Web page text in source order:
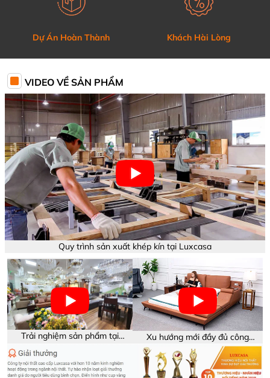
Dự Án Hoàn Thành Khách Hài Lòng
VIDEO VỀ SẢN PHẨM
Quy trình sản xuất khép kín tại Luxcasa
Trải nghiệm sản phẩm tại
showroom Luxcasa
Xu hướng mới đầy đủ công
năng trên sản phẩm